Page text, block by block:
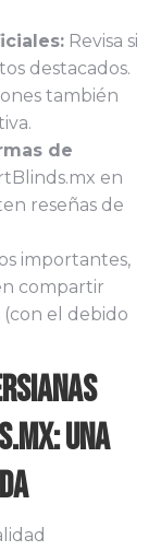
Revisa si
destacados.
también
de
en
reseñas de
importantes,
compartir
el debido
Una